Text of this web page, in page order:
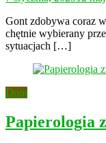
Gont zdobywa coraz
chętnie wybierany
sytuacjach […]
Dom
Papierologia